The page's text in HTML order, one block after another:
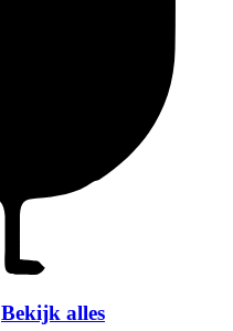
Bekijk alles